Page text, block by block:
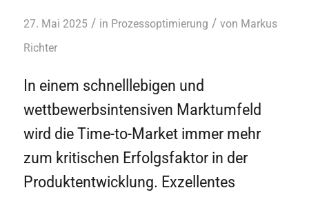
27. Mai 2025 / in Prozessoptimierung / von Markus
Richter
In einem schnelllebigen und
wettbewerbsintensiven Marktumfeld
wird die Time-to-Market immer mehr
zum kritischen Erfolgsfaktor in der
Produktentwicklung. Exzellentes